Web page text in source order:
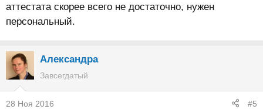
аттестата скорее всего не достаточно, нужен
персональный.
Александра
Завсегдатый
28 Ноя 2016 #5